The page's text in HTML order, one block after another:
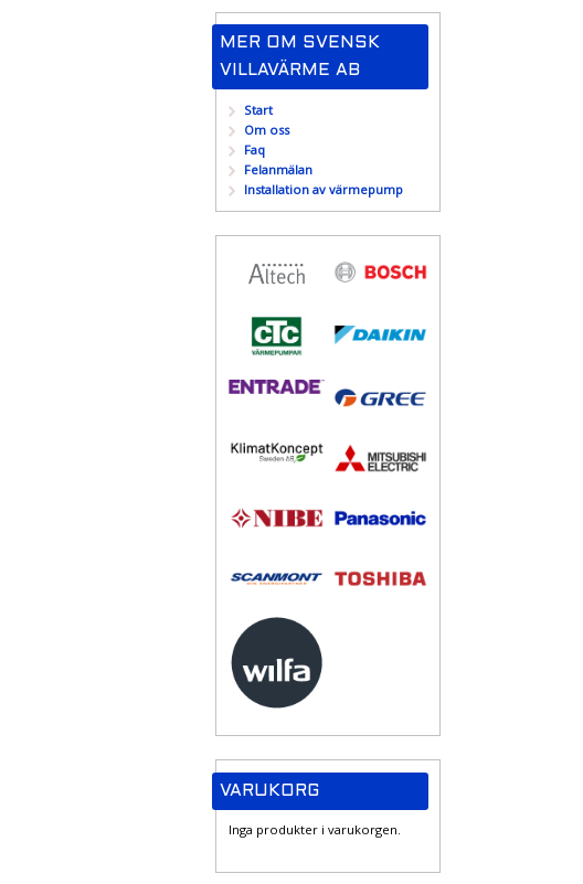
MER OM SVENSK
VILLAVÄRME AB
Start
Om oss
Faq
Felanmälan
Installation av värmepump
VARUKORG
Inga produkter i varukorgen.